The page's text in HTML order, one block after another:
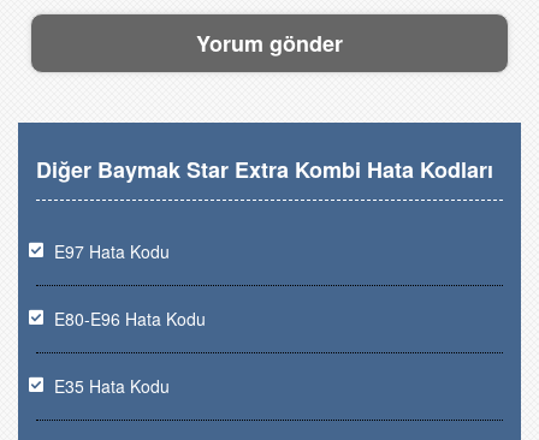
Diğer Baymak Star Extra Kombi Hata Kodları
E97 Hata Kodu
E80-E96 Hata Kodu
E35 Hata Kodu